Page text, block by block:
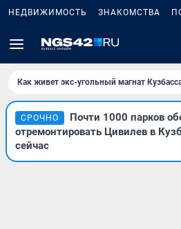
НЕДВИЖИМОСТЬ ЗНАКОМСТВА
Как живет экс-угольный магнат
СРОЧНО
Почти 1000 парков
отремонтировать Цивилев в
сейчас